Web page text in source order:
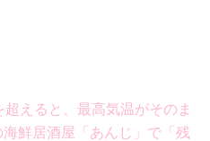
超えると、最高気温がそのま
鮮居酒屋「あんじ」で「残